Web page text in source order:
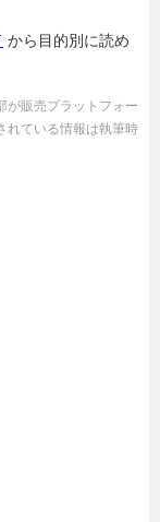
から目的別に読め
が販売プラットフォー
れている情報は執筆時